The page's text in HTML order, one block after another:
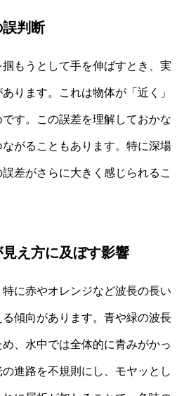
判断
もうとして手を伸ばすとき、実
ります。これは物体が「近く」
です。この誤差を理解しておかな
がることもあります。特に深場
差がさらに大きく感じられるこ
え方に及ぼす影響
に赤やオレンジなど波長の長い
傾向があります。青や緑の波長
、水中では全体的に青みがかっ
進路を不規則にし、モヤッとし